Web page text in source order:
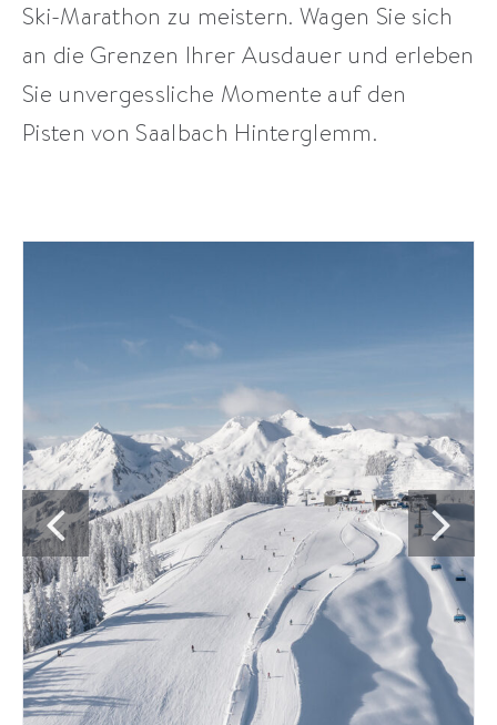
Ski-Marathon zu meistern. Wagen Sie sich
an die Grenzen Ihrer Ausdauer und erleben
Sie unvergessliche Momente auf den
Pisten von Saalbach Hinterglemm.